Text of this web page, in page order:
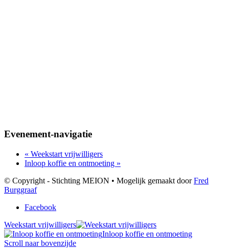
Evenement-navigatie
« Weekstart vrijwilligers
Inloop koffie en ontmoeting »
© Copyright - Stichting MEION • Mogelijk gemaakt doorFred
Burggraaf
Facebook
Weekstart vrijwilligers
Inloop koffie en ontmoeting
Scroll naar bovenzijde